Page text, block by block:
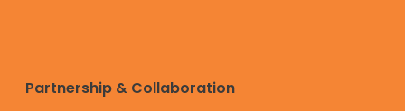
Partnership & Collaboration